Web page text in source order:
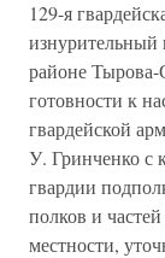
129-я
изнурительный
районе Тырова-
готовности к
гвардейской
У. Гринченко с
гвардии
полков и
местности,